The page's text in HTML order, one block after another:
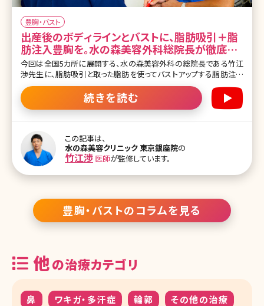
豊胸・バスト
出産後のボディラインとバストに、脂肪吸引＋脂
肪注入豊胸を。水の森美容外科総院長が徹底解
説
今回は全国5カ所に展開する、水の森美容外科の総院長である竹江
渉先生に、脂肪吸引と取った脂肪を使ってバストアップする脂肪注入
豊胸について、詳しく解説して頂きました。 通常の脂肪吸引のメリッ
ト、デメリットはもちろん、産後の女性の多くが直面するボディライン
の悩み、授乳後のバストの萎縮などのお悩みについてもその解決法
は? ・脂肪吸引後の圧迫の重要性 ・産後の身体の弛み ・産後に脂肪
吸引、脂肪注入豊胸するメリット、デメリット ・一度の施術で胸に脂肪
注入できる量 ・脂肪注入豊胸でできるしこりとは ・脂肪吸引のダウン
タイム ・脂肪吸引後のリバウンドはこうして起こる ・脂肪注入豊胸の
定着率を高めるコツ ・脂肪吸引、脂肪注入豊胸のカウンセリ
続きを読む
この記事は、
水の森美容クリニック 東京銀座院の
竹江渉 医師が監修しています。
豊胸・バストのコラムを見る
他の治療カテゴリ
鼻 ワキガ・多汗症 輪郭
その他の治療